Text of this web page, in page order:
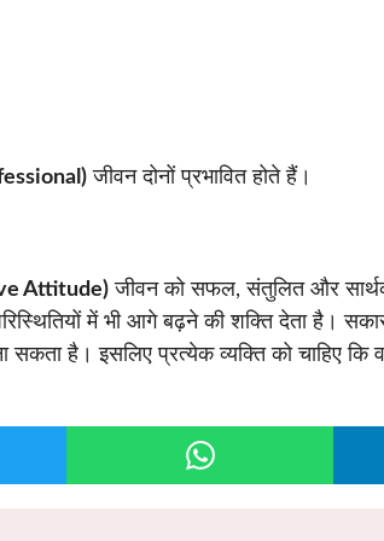
जीवन दोनों प्रभावित होते हैं।
Attitude) जीवन को सफल, संतुलित और
में भी आगे बढ़ने की शक्ति देता है।
सकता है। इसलिए प्रत्येक व्यक्ति को चाहिए